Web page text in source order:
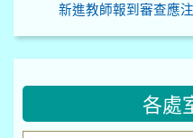
新進教師報到審查應
各處